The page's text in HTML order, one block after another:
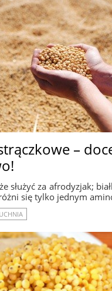
–
służyć za afrodyzjak;
się tylko jednym